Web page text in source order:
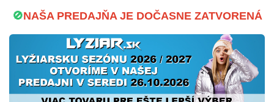
🚫NAŠA PREDAJŇA JE DOČASNE ZATVORENÁ